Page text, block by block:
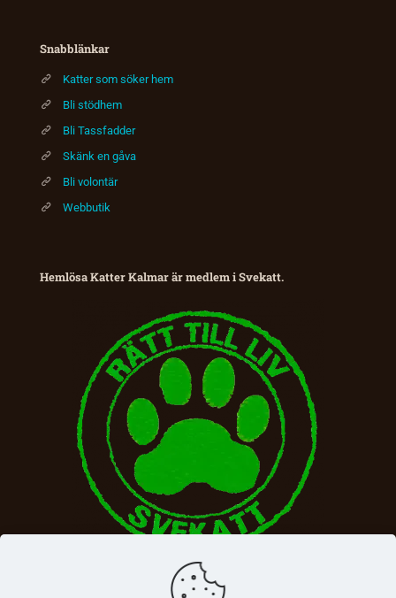
Snabblänkar
Katter som söker hem
Bli stödhem
Bli Tassfadder
Skänk en gåva
Bli volontär
Webbutik
Hemlösa Katter Kalmar är medlem i Svekatt.